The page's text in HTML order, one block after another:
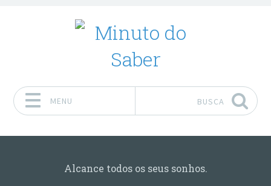
MENU BUSCA
Alcance todos os seus sonhos.